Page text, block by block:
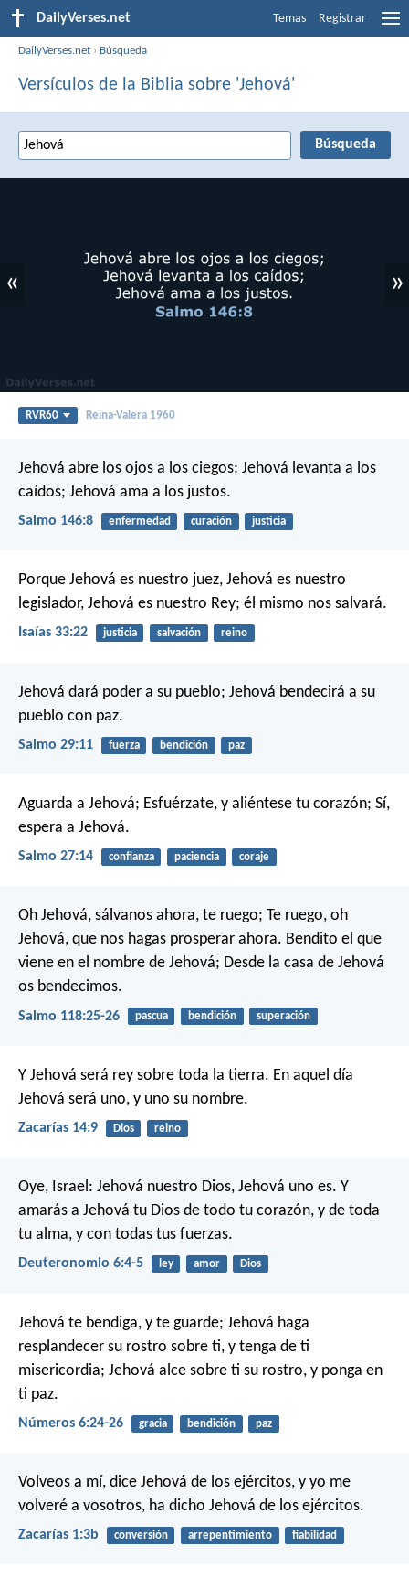
DailyVerses.net Temas Registrar
DailyVerses.net › Búsqueda
Versículos de la Biblia sobre 'Jehová'
« »
RVR60 Reina-Valera 1960
Jehová abre los ojos a los ciegos; Jehová levanta a los
caídos; Jehová ama a los justos.
Salmo 146:8 enfermedad curación justicia
Porque Jehová es nuestro juez, Jehová es nuestro
legislador, Jehová es nuestro Rey; él mismo nos salvará.
Isaías 33:22 justicia salvación reino
Jehová dará poder a su pueblo; Jehová bendecirá a su
pueblo con paz.
Salmo 29:11 fuerza bendición paz
Aguarda a Jehová; Esfuérzate, y aliéntese tu corazón; Sí,
espera a Jehová.
Salmo 27:14 confianza paciencia coraje
Oh Jehová, sálvanos ahora, te ruego; Te ruego, oh
Jehová, que nos hagas prosperar ahora. Bendito el que
viene en el nombre de Jehová; Desde la casa de Jehová
os bendecimos.
Salmo 118:25-26 pascua bendición superación
Y Jehová será rey sobre toda la tierra. En aquel día
Jehová será uno, y uno su nombre.
Zacarías 14:9 Dios reino
Oye, Israel: Jehová nuestro Dios, Jehová uno es. Y
amarás a Jehová tu Dios de todo tu corazón, y de toda
tu alma, y con todas tus fuerzas.
Deuteronomio 6:4-5 ley amor Dios
Jehová te bendiga, y te guarde; Jehová haga
resplandecer su rostro sobre ti, y tenga de ti
misericordia; Jehová alce sobre ti su rostro, y ponga en
ti paz.
Números 6:24-26 gracia bendición paz
Volveos a mí, dice Jehová de los ejércitos, y yo me
volveré a vosotros, ha dicho Jehová de los ejércitos.
Zacarías 1:3b conversión arrepentimiento fiabilidad